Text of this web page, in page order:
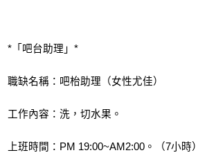
*「吧台助理」*
職缺名稱：吧枱助理（女性尤佳）
工作內容：洗，切水果。
上班時間：PM 19:00~AM2:00。（7小時）